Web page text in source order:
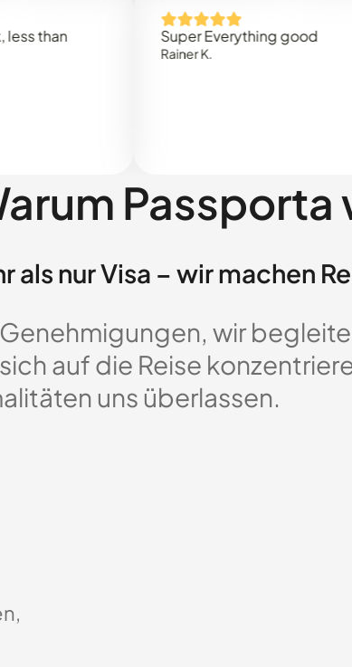
Super Everything good
Passporta
als nur Visa – wir machen
wir
auf die Reise
uns überlassen.